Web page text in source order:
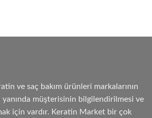
ve saç bakım ürünleri markalarının
yanında müşterisinin bilgilendirilmesi ve
için vardır. Keratin Market bir çok